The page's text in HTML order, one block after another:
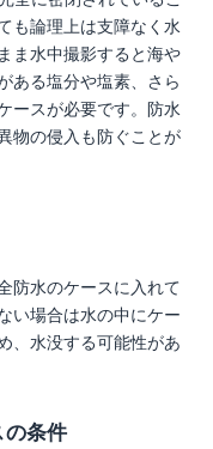
も論理上は支障なく水
ま水中撮影すると海や
ある塩分や塩素、さら
ースが必要です。防水
物の侵入も防ぐことが
防水のケースに入れて
い場合は水の中にケー
、水没する可能性があ
条件